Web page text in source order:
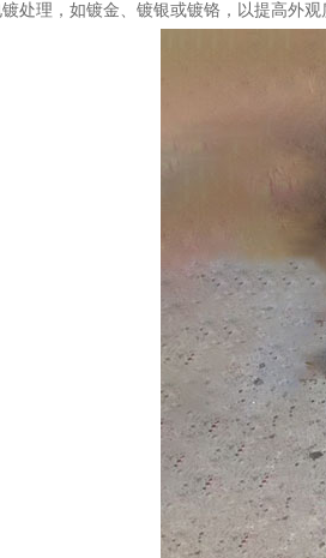
处理，如镀金、镀银或镀铬，以提高外观